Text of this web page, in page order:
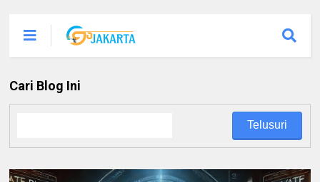
Cari Blog Ini